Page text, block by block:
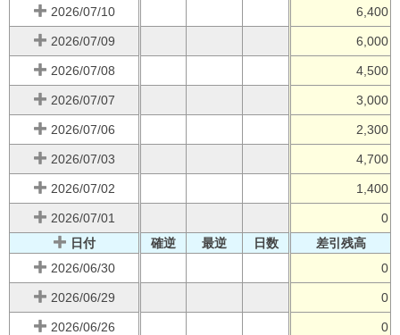
2026/07/10 6,400
2026/07/09 6,000
2026/07/08 4,500
2026/07/07 3,000
2026/07/06 2,300
2026/07/03 4,700
2026/07/02 1,400
2026/07/01
0
日付
確逆 最逆 日数
差引残高
2026/06/30
0
2026/06/29 0
2026/06/26 0